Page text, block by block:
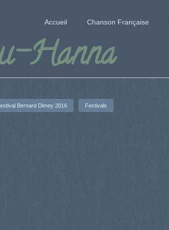
Hanna
Accueil Chanson Française
Bernard Dimey 2016 Festivals